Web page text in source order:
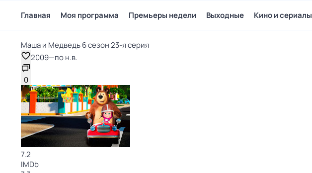
Главная Моя программа Премьеры недели Выходные Кино и сериалы
Маша и Медведь 6 сезон 23-я серия
2009—по н.в.
0
7.2
IMDb